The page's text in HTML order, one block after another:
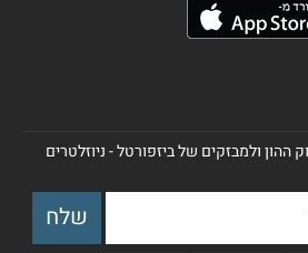
ולמבזקים של ביזפורטל - ניוזלטרים